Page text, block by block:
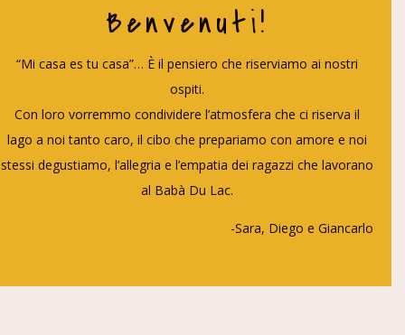
Benvenuti!
“Mi casa es tu casa”… È il pensiero che riserviamo ai nostri
ospiti.
Con loro vorremmo condividere l’atmosfera che ci riserva il
lago a noi tanto caro, il cibo che prepariamo con amore e noi
stessi degustiamo, l’allegria e l’empatia dei ragazzi che lavorano
al Babà Du Lac.
-Sara, Diego e Giancarlo